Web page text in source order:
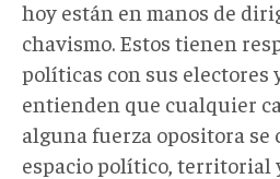
hoy están en manos de
chavismo. Estos tienen
políticas con sus electores
entienden que cualquier
alguna fuerza opositora se
espacio político, territorial